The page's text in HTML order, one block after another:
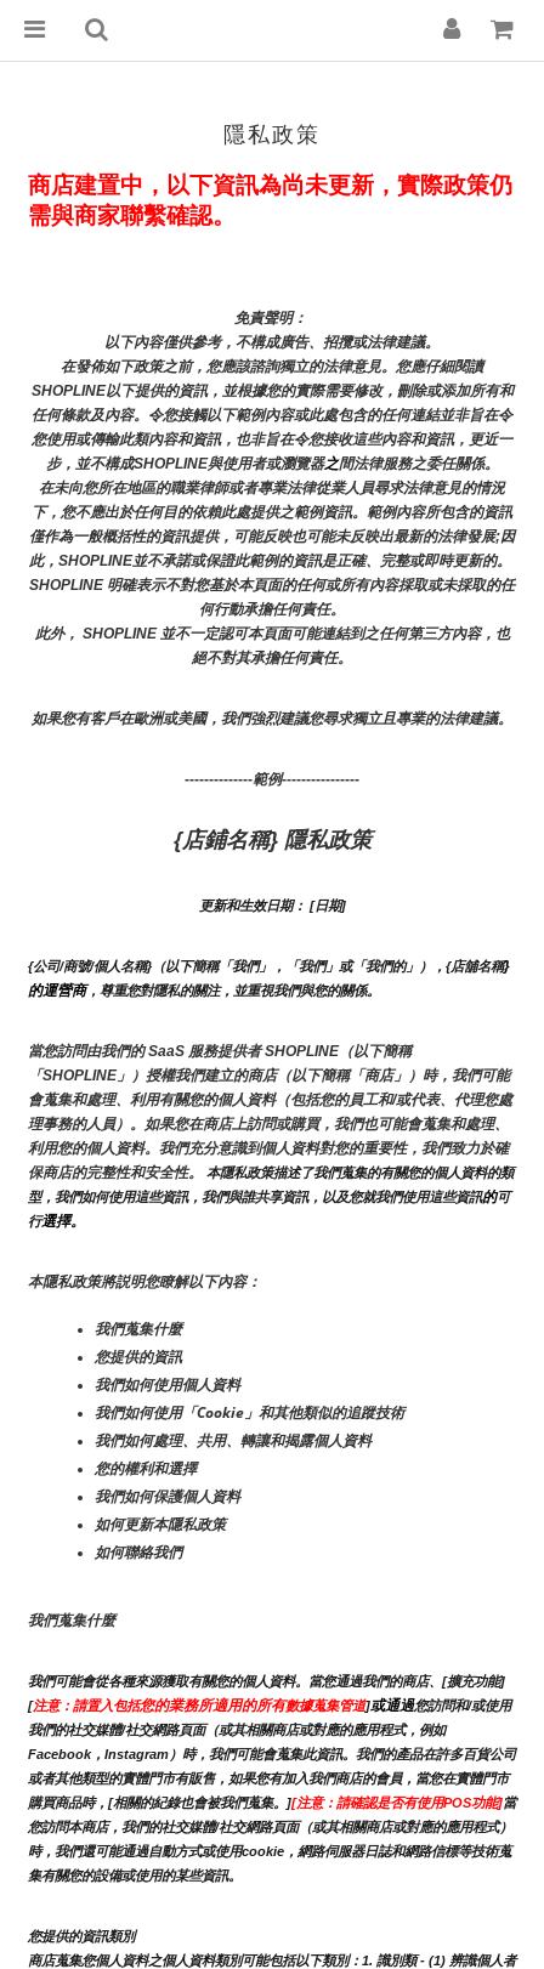
隱私政策
商店建置中，以下資訊為尚未更新，實際政策仍
需與商家聯繫確認。
免責聲明：
以下內容僅供參考，不構成廣告、招攬或法律建議。
在發佈如下政策之前，您應該諮詢獨立的法律意見。您應仔細閱讀
SHOPLINE以下提供的資訊，並根據您的實際需要修改，刪除或添加所有和
任何條款及內容。令您接觸以下範例內容或此處包含的任何連結並非旨在令
您使用或傳輸此類內容和資訊，也非旨在令您接收這些內容和資訊，更近一
步，並不構成SHOPLINE與使用者或瀏覽器之間法律服務之委任關係。
在未向您所在地區的職業律師或者專業法律從業人員尋求法律意見的情況
下，您不應出於任何目的依賴此處提供之範例資訊。範例內容所包含的資訊
僅作為一般概括性的資訊提供，可能反映也可能未反映出最新的法律發展;因
此，SHOPLINE並不承諾或保證此範例的資訊是正確、完整或即時更新的。
SHOPLINE 明確表示不對您基於本頁面的任何或所有內容採取或未採取的任
何行動承擔任何責任。
此外， SHOPLINE 並不一定認可本頁面可能連結到之任何第三方內容，也
絕不對其承擔任何責任。
如果您有客戶在歐洲或美國，我們強烈建議您尋求獨立且專業的法律建議。
--------------範例----------------
{店鋪名稱} 隱私政策
更新和生效日期： [日期]
{公司/商號/個人名稱}（以下簡稱「我們」，「我們」或「我們的」），{店舖名稱}
的運營商，尊重您對隱私的關注，並重視我們與您的關係。
當您訪問由我們的 SaaS 服務提供者 SHOPLINE（以下簡稱
「SHOPLINE」）授權我們建立的商店（以下簡稱「商店」）時，我們可能
會蒐集和處理、利用有關您的個人資料（包括您的員工和/或代表、代理您處
理事務的人員）。如果您在商店上訪問或購買，我們也可能會蒐集和處理、
利用您的個人資料。我們充分意識到個人資料對您的重要性，我們致力於確
保商店的完整性和安全性。
本隱私政策描述了我們蒐集的有關您的個人資料的類
型，我們如何使用這些資訊，我們與誰共享資訊，以及您就我們使用這些資訊的可
行選擇。
本隱私政策將説明您瞭解以下內容：
我們蒐集什麼
您提供的資訊
我們如何使用個人資料
我們如何使用「Cookie」和其他類似的追蹤技術
我們如何處理、共用、轉讓和揭露個人資料
您的權利和選擇
我們如何保護個人資料
如何更新本隱私政策
如何聯絡我們
我們蒐集什麼
我們可能會從各種來源獲取有關您的個人資料。當您通過我們的商店、[擴充功能]
[注意：請置入包括您的業務所適用的所有數據蒐集管道]或通過您訪問和/或使用
我們的社交媒體/社交網路頁面（或其相關商店或對應的應用程式，例如
Facebook，Instagram）時，我們可能會蒐集此資訊。我們的產品在許多百貨公司
或者其他類型的實體門市有販售，如果您有加入我們商店的會員，當您在實體門市
購買商品時，[相關的紀錄也會被我們蒐集。][注意：請確認是否有使用POS功能]當
您訪問本商店，我們的社交媒體/社交網路頁面（或其相關商店或對應的應用程式）
時，我們還可能通過自動方式或使用cookie，網路伺服器日誌和網路信標等技術蒐
集有關您的設備或使用的某些資訊。
您提供的資訊類別
商店蒐集您個人資料之個人資料類別可能包括以下類別：1. 識別類 - (1) 辨識個人者